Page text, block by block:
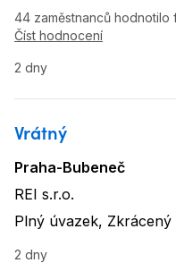
44 zaměstnanců hodnotilo
Číst hodnocení
2 dny
Vrátný
Lokalita
Praha-Bubeneč
Název firmy
REI s.r.o.
Typ úvazku:
Plný úvazek, Zkrácený
2 dny